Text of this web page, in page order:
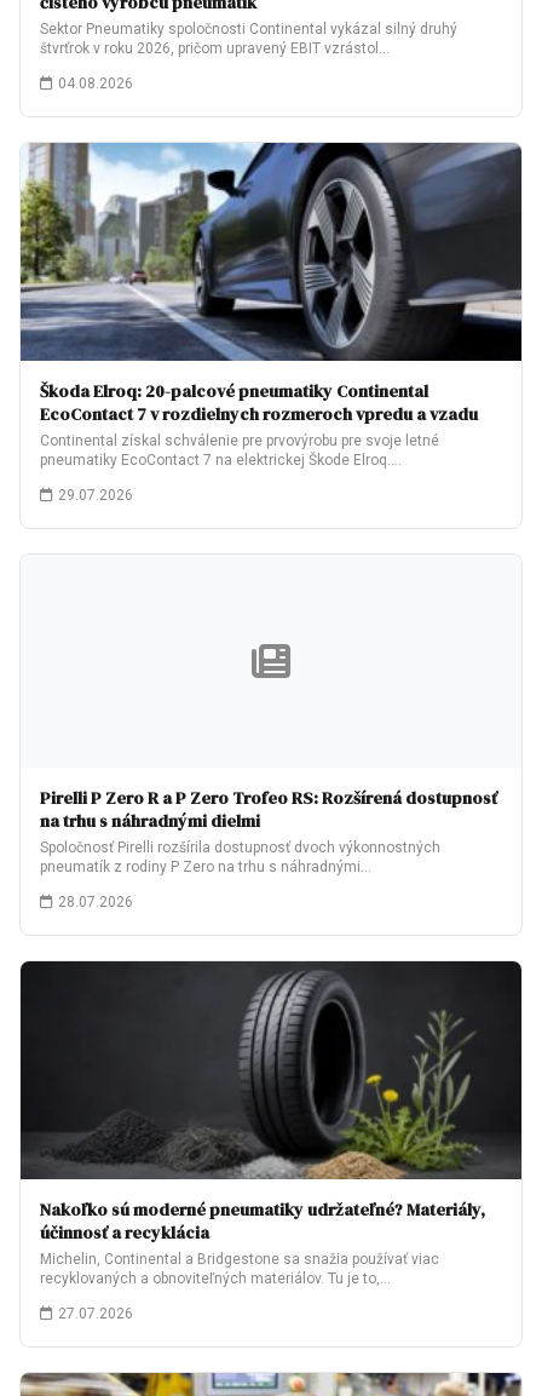
Sektor Pneumatiky spoločnosti Continental vykázal silný druhý
štvrťrok v roku 2026, pričom upravený EBIT vzrástol…
04.08.2026
Škoda Elroq: 20-palcové pneumatiky Continental
EcoContact 7 v rozdielnych rozmeroch vpredu a vzadu
Continental získal schválenie pre prvovýrobu pre svoje letné
pneumatiky EcoContact 7 na elektrickej Škode Elroq.…
29.07.2026
Pirelli P Zero R a P Zero Trofeo RS: Rozšírená dostupnosť
na trhu s náhradnými dielmi
Spoločnosť Pirelli rozšírila dostupnosť dvoch výkonnostných
pneumatík z rodiny P Zero na trhu s náhradnými…
28.07.2026
Nakoľko sú moderné pneumatiky udržateľné? Materiály,
účinnosť a recyklácia
Michelin, Continental a Bridgestone sa snažia používať viac
recyklovaných a obnoviteľných materiálov. Tu je to,…
27.07.2026